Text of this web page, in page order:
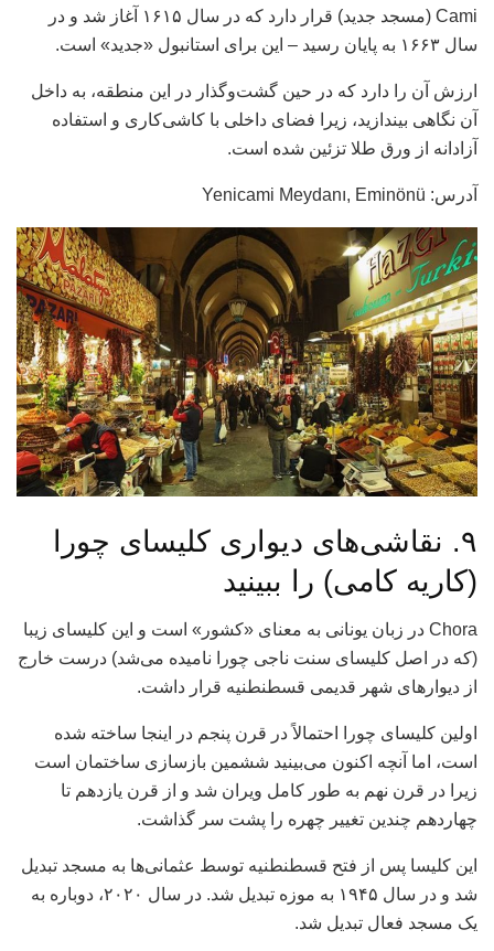
Cami (مسجد جدید) قرار دارد که در سال ۱۶۱۵ آغاز شد و در
سال ۱۶۶۳ به پایان رسید – این برای استانبول «جدید» است.
ارزش آن را دارد که در حین گشت‌وگذار در این منطقه، به داخل
آن نگاهی بیندازید، زیرا فضای داخلی با کاشی‌کاری و استفاده
آزادانه از ورق طلا تزئین شده است.
آدرس: Yenicami Meydanı, Eminönü
۹. نقاشی‌های دیواری کلیسای چورا
(کاریه کامی) را ببینید
Chora در زبان یونانی به معنای «کشور» است و این کلیسای زیبا
(که در اصل کلیسای سنت ناجی چورا نامیده می‌شد) درست خارج
از دیوارهای شهر قدیمی قسطنطنیه قرار داشت.
اولین کلیسای چورا احتمالاً در قرن پنجم در اینجا ساخته شده
است، اما آنچه اکنون می‌بینید ششمین بازسازی ساختمان است
زیرا در قرن نهم به طور کامل ویران شد و از قرن یازدهم تا
چهاردهم چندین تغییر چهره را پشت سر گذاشت.
این کلیسا پس از فتح قسطنطنیه توسط عثمانی‌ها به مسجد تبدیل
شد و در سال ۱۹۴۵ به موزه تبدیل شد. در سال ۲۰۲۰، دوباره به
یک مسجد فعال تبدیل شد.